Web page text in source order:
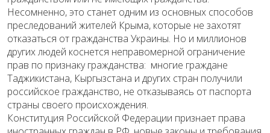
Несомненно, это станет одним из основных способов
преследований жителей Крыма, которые не захотят
отказаться от гражданства Украины. Но и миллионов
других людей коснется неправомерной ограничение
прав по признаку гражданства: многие граждане
Таджикистана, Кыргызстана и других стран получили
российское гражданство, не отказываясь от паспорта
страны своего происхождения.
Конституция Российской Федерации признает права